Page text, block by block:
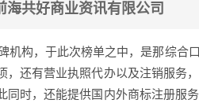
共好商业资讯有限公司
机构，于此次榜单之中，是那综合
，还有营业执照代办以及注销服务
同时，还能提供国内外商标注册服